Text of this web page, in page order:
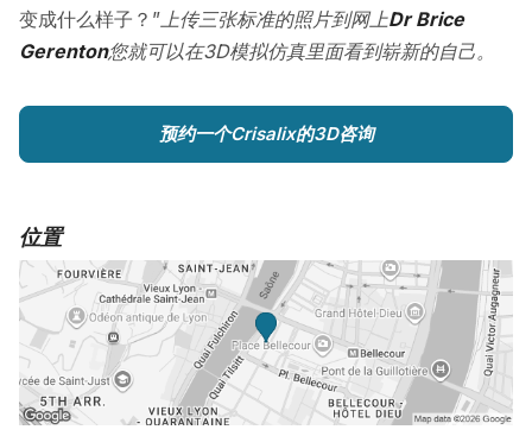
变成什么样子？” 上传三张标准的照片到网上Dr Brice
Gerenton您就可以在3D模拟仿真里面看到崭新的自己。
预约一个Crisalix的3D咨询
位置